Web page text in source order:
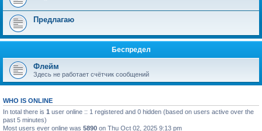
Предлагаю
Беспредел
Флейм
Здесь не работает счётчик сообщений
WHO IS ONLINE
In total there is 1 user online :: 1 registered and 0 hidden (based on users active over the
past 5 minutes)
Most users ever online was 5890 on Thu Oct 02, 2025 9:13 pm